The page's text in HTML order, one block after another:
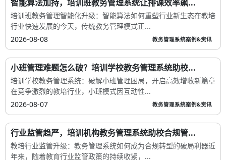
智能算法加持，培训班教务管理系统让排课效率飙...
培训班教务管理智能化升级：智能算法如何重塑行业新生态在教培
行业快速发展的今天，传统教务管理模式正...
2026-08-08
教务管理系统案例&资讯
小班管理难题怎么破？培训学校教务管理系统助校...
培训学校教务管理系统：破解小班管理困局，开启高效增收新篇章
在竞争激烈的教培行业，小班模式因互动性...
2026-08-07
教务管理系统案例&资讯
行业监管趋严，培训机构教务管理系统助校合规管...
教培行业监管升级：教务管理系统如何成为合规转型的破局利器近
年来，随着教育行业监管政策的持续收紧，...